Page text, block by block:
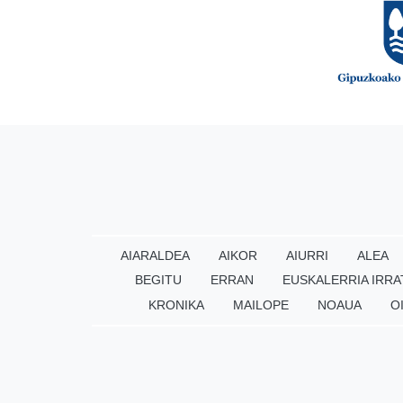
AIARALDEA AIKOR AIURRI ALEA
BEGITU
ERRAN EUSKALERRIA
KRONIKA
MAILOPE NOAUA